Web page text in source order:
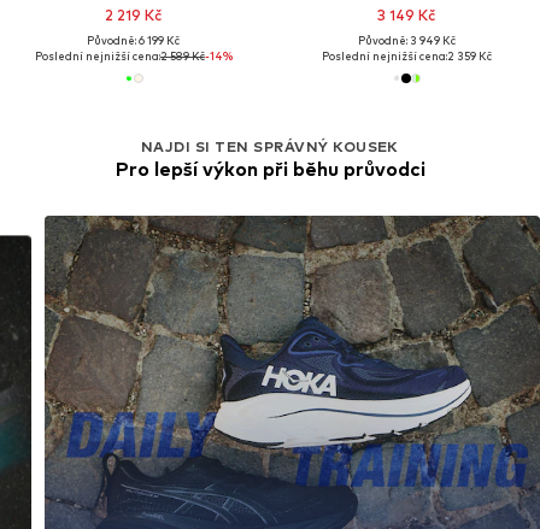
2 219 Kč
Původně: 6 199 Kč
Poslední nejnižší cena:2 589 Kč-14%
3 149 Kč
Původně: 3 949 Kč
Poslední nejnižší cena:2 359 Kč
NAJDI SI TEN SPRÁVNÝ KOUSEK
Pro lepší výkon při běhu průvodci